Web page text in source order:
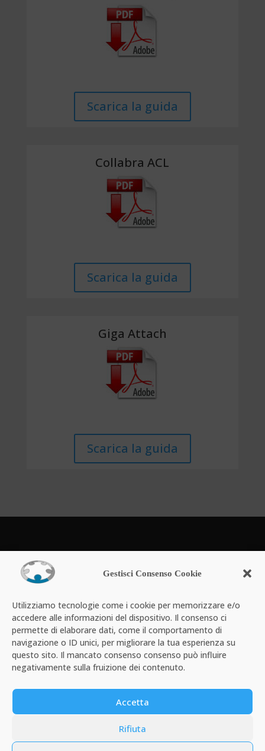
Gestisci Consenso Cookie
Utilizziamo tecnologie come i cookie per memorizzare e/o
accedere alle informazioni del dispositivo. Il consenso ci
permette di elaborare dati, come il comportamento di
navigazione o ID unici, per migliorare la tua esperienza su
questo sito. Il mancato consenso consenso può influire
negativamente sulla fruizione dei contenuto.
Accetta
Rifiuta
Scarica la guida
Collabra ACL
Scarica la guida
Giga Attach
Scarica la guida
Powered by
Contatti